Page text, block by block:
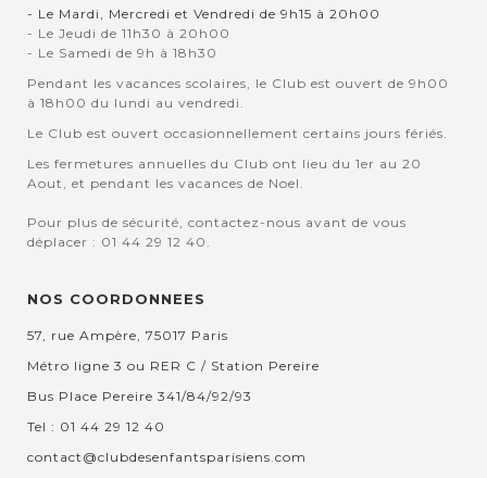
- Le Mardi, Mercredi et Vendredi de 9h15 à 20h00
- Le Jeudi de 11h30 à 20h00
- Le Samedi de 9h à 18h30
Pendant les vacances scolaires, le Club est ouvert de 9h00
à 18h00 du lundi au vendredi.
Le Club est ouvert occasionnellement certains jours fériés.
Les fermetures annuelles du Club ont lieu du 1er au 20
Aout, et pendant les vacances de Noel.
Pour plus de sécurité, contactez-nous avant de vous
déplacer : 01 44 29 12 40.
NOS COORDONNEES
57, rue Ampère, 75017 Paris
Métro ligne 3 ou RER C / Station Pereire
Bus Place Pereire 341/84/92/93
Tel : 01 44 29 12 40
contact@clubdesenfantsparisiens.com